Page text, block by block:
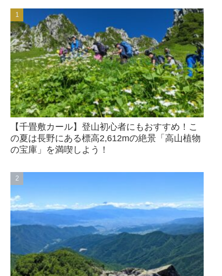
【千畳敷カール】登山初心者にもおすすめ！こ
の夏は長野にある標高2,612mの絶景「高山植物
の宝庫」を満喫しよう！